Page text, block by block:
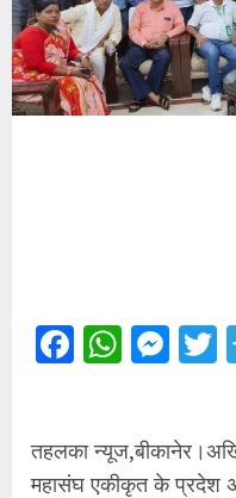
Facebook
तहलका
महासंघ एकीकृत के प्रदेश